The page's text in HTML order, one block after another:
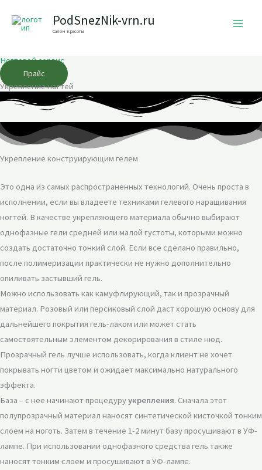
PodSnezNik-vrn.ru
Салон красоты
Ногтевой сервис
Прайс
Укрепление ногтей
Укрепление конструирующим гелем
Это одна из самых распространенных технологий. Очень проста в
исполнении, если вы владеете техниками гелевого наращивания
ногтей. В качестве укрепляющего материала обычно выбирают
однофазные гели средней или малой густоты, которыми можно
создать достаточно тонкий слой. Если все сделано правильно,
после полимеризации практически не нужно дополнительно
опиливать застывший гель.
Можно использовать как камуфлирующий, так и прозрачный
материал. Розовый или персиковый слой даст хорошую основу для
дальнейшего покрытия гель-лаком или может стать
самостоятельным элементом декорирования в стиле нюд.
Прозрачный гель лучше использовать, когда клиент не хочет
покрывать ногти цветом и ожидает максимально натурального
эффекта.
База – с нее начинают процедуруукрепления. Сначала этот
полупрозрачный материал наносят синтетической кисточкой тонким
слоем на ноготь. Затем в течение 1-2 минут базу просушивают в УФ-
лампе. При использовании однофазного средства гель также
наносят тонким слоем и просушивают в УФ-лампе.